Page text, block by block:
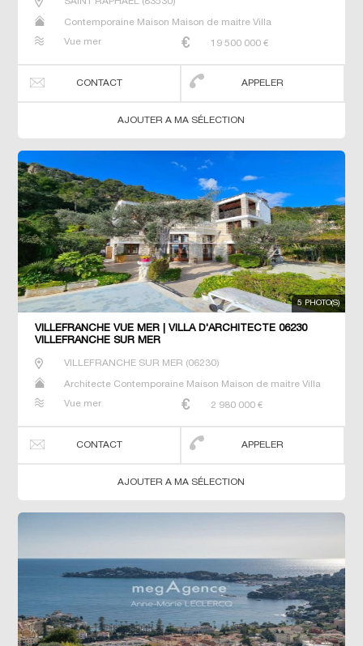
Contemporaine Maison Maison de maitre Villa
Vue mer 19 500 000 €
CONTACT APPELER
AJOUTER A MA SÉLECTION
5 PHOTO(S)
VILLEFRANCHE VUE MER | VILLA D'ARCHITECTE 06230
VILLEFRANCHE SUR MER
VILLEFRANCHE SUR MER (06230)
Architecte Contemporaine Maison Maison de maitre Villa
Vue mer 2 980 000 €
CONTACT APPELER
AJOUTER A MA SÉLECTION